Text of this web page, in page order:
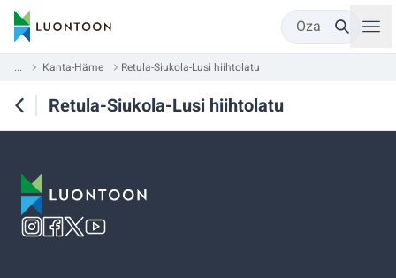
Oza
... Kanta-Häme Retula-Siukola-Lusi hiihtolatu
Retula-Siukola-Lusi hiihtolatu